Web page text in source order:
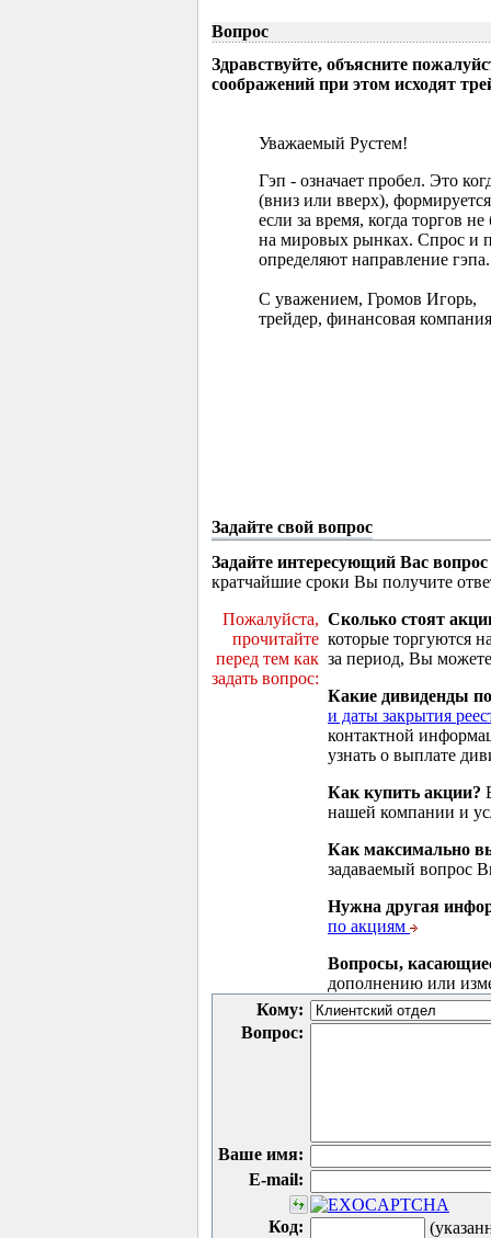
Вопрос
Здравствуйте, объясните
соображений при этом исходят
Уважаемый Рустем!
Гэп - означает пробел. Это
(вниз или вверх),
если за время, когда торгов
на мировых рынках. Спрос и
определяют направление гэпа.
С уважением, Громов Игорь,
трейдер, финансовая
Задайте свой вопрос
Задайте интересующий Вас вопрос
кратчайшие сроки Вы получите
Пожалуйста,
прочитайте
перед тем как
задать вопрос:
Сколько стоят
которые торгуются
за период, Вы
Какие дивиденды
и даты закрытия
контактной
узнать о выплате
Как купить акции?
нашей компании и
Как максимально
задаваемый вопрос
Нужна другая
по акциям
Вопросы,
дополнению или
Кому:
Вопрос:
Ваше имя:
E-mail:
Код: